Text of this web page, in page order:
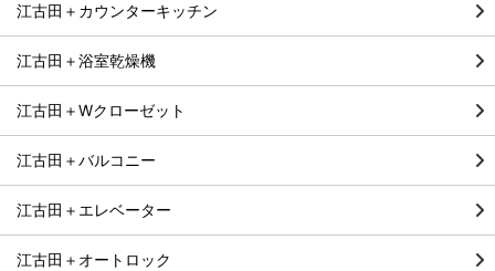
江古田＋カウンターキッチン
江古田＋浴室乾燥機
江古田＋Wクローゼット
江古田＋バルコニー
江古田＋エレベーター
江古田＋オートロック